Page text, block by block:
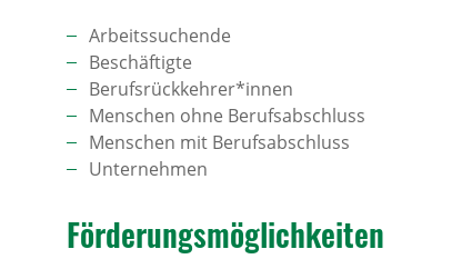
Arbeitssuchende
Beschäftigte
Berufsrückkehrer*innen
Menschen ohne Berufsabschluss
Menschen mit Berufsabschluss
Unternehmen
Förde­rungs­mög­lich­keiten